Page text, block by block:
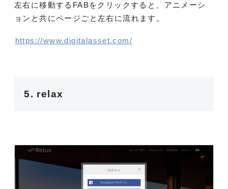
左右に移動するFABをクリックすると、アニメーシ
ョンと共にページごと左右に流れます。
https://www.digitalasset.com/
5. relax